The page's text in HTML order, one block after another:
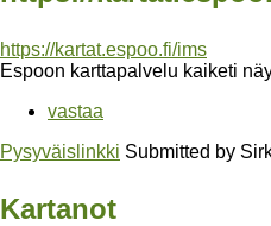
https://kartat.espoo.fi/ims
Espoon karttapalvelu kaiketi
vastaa
Pysyväislinkki Submitted by
Kartanot